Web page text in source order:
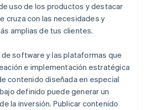
uso de los productos y destacar
cruza con las necesidades y
amplias de tus clientes.
software y las plataformas que
e implementación estratégica
contenido diseñada en especial
definido puede generar un
la inversión. Publicar contenido